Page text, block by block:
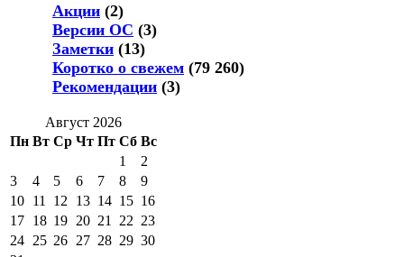
Акции (2)
Версии ОС (3)
Заметки (13)
Коротко о свежем (79 260)
Рекомендации (3)
Август 2026
Пн Вт Ср Чт Пт Сб Вс
1
2
3
4 5 6 7 8
9
10 11 12 13 14 15 16
17 18 19 20 21 22 23
24 25 26 27 28 29 30